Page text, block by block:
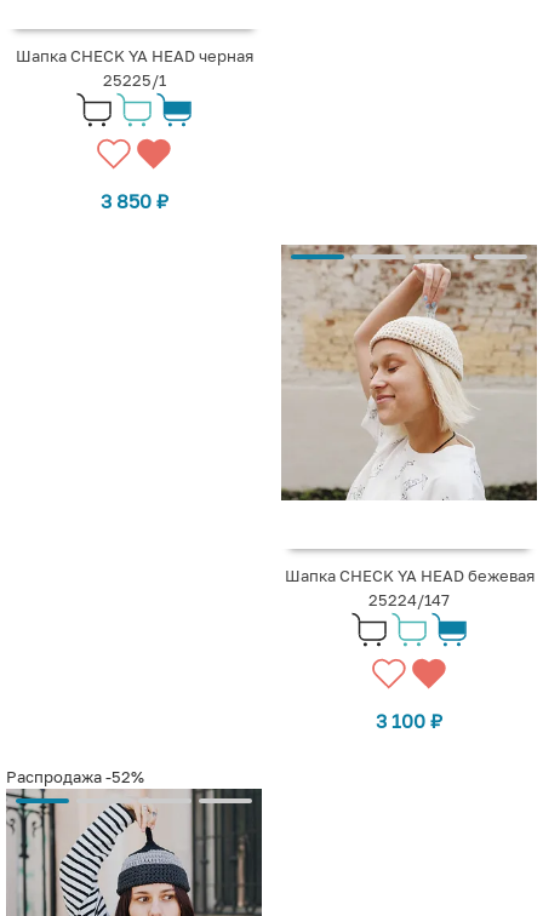
Шапка CHECK YA HEAD черная
25225/1
3 850 ₽
Шапка CHECK YA HEAD бежевая
25224/147
3 100 ₽
Распродажа-52%